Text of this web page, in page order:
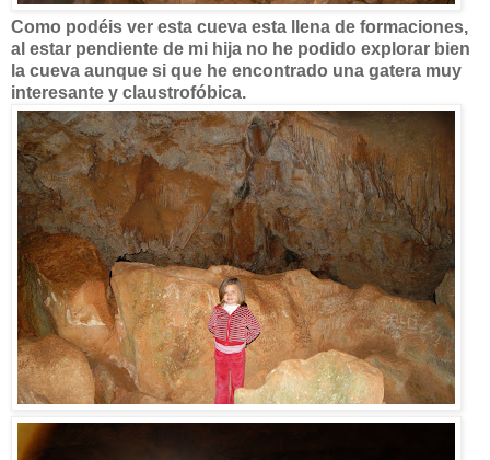
Como podéis ver esta cueva esta llena de formaciones,
al estar pendiente de mi hija no he podido explorar bien
la cueva aunque si que he encontrado una gatera muy
interesante y claustrofóbica.